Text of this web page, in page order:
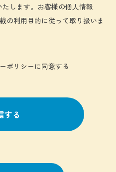
します。お客様の個人情報
の利用目的に従って取り扱いま
ポリシーに同意する